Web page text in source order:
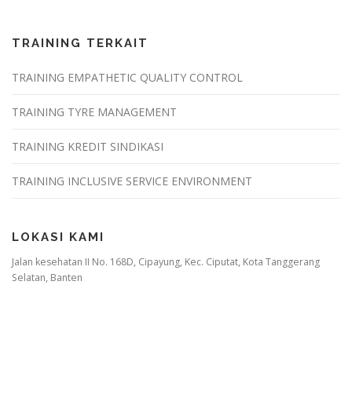
TRAINING TERKAIT
TRAINING EMPATHETIC QUALITY CONTROL
TRAINING TYRE MANAGEMENT
TRAINING KREDIT SINDIKASI
TRAINING INCLUSIVE SERVICE ENVIRONMENT
LOKASI KAMI
Jalan kesehatan II No. 168D, Cipayung, Kec. Ciputat, Kota Tanggerang
Selatan, Banten